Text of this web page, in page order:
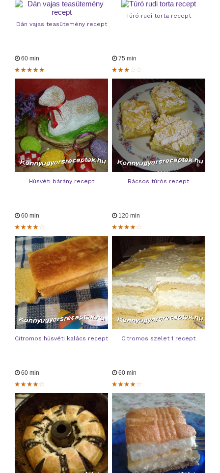
Dán vajas teasütemény recept
Túró rudi torta recept
60 min
Húsvéti bárány recept
75 min
Rácsos túrós recept
60 min
Citromos húsvéti kalács recept
120 min
Citromos szelet 1 recept
60 min 60 min